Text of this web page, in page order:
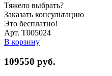
Тяжело выбрать?
Заказать консультацию
Это бесплатно!
Арт. Т005024
В корзину
109550 руб.